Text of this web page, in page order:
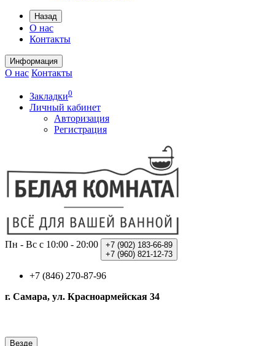
Назад
О нас
Контакты
Информация
О нас Контакты
Закладки0
Личный кабинет
Авторизация
Регистрация
Пн - Вс с 10:00 - 20:00 +7 (902) 183-66-89
+7 (960) 821-12-73
+7 (846) 270-87-96
г. Самара, ул. Красноармейская 34
Везде